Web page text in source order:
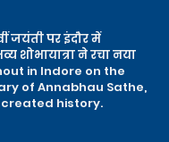
जयंती पर इंदौर में
शोभायात्रा ने रचा नया
in Indore on the
of Annabhau Sathe,
history.